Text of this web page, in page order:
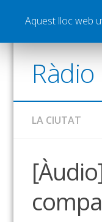
Notícies
LA CIUTAT
Aquest lloc web